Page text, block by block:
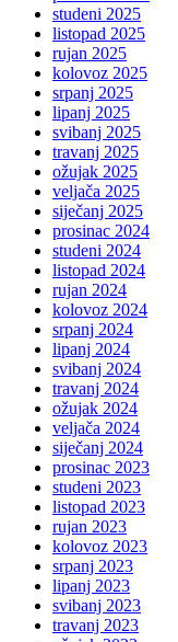
studeni 2025
listopad 2025
rujan 2025
kolovoz 2025
srpanj 2025
lipanj 2025
svibanj 2025
travanj 2025
ožujak 2025
veljača 2025
siječanj 2025
prosinac 2024
studeni 2024
listopad 2024
rujan 2024
kolovoz 2024
srpanj 2024
lipanj 2024
svibanj 2024
travanj 2024
ožujak 2024
veljača 2024
siječanj 2024
prosinac 2023
studeni 2023
listopad 2023
rujan 2023
kolovoz 2023
srpanj 2023
lipanj 2023
svibanj 2023
travanj 2023